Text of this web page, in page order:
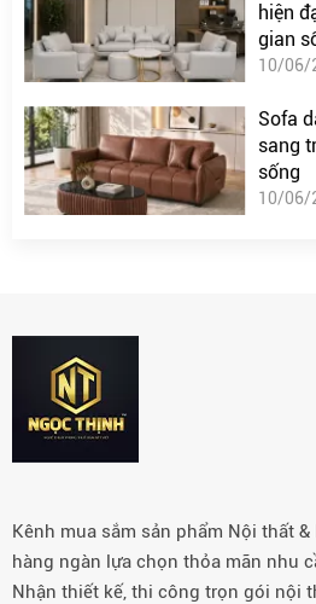
hiện
gian
10/06/
Sofa
sang
sống
10/06/
Kênh mua sắm sản phẩm Nội thất
hàng ngàn lựa chọn thỏa mãn nhu
Nhận thiết kế, thi công trọn gói nội